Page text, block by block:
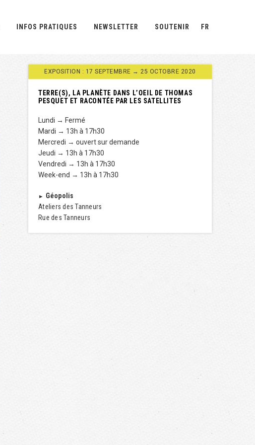
INFOS PRATIQUES NEWSLETTER SOUTENIR FR
EXPOSITION : 17 SEPTEMBRE → 25 OCTOBRE 2020
TERRE(S), LA PLANÈTE DANS L’OEIL DE THOMAS
PESQUET ET RACONTÉE PAR LES SATELLITES
Lundi → Fermé
Mardi → 13h à 17h30
Mercredi → ouvert sur demande
Jeudi → 13h à 17h30
Vendredi → 13h à 17h30
Week-end → 13h à 17h30
► Géopolis
Ateliers des Tanneurs
Rue des Tanneurs